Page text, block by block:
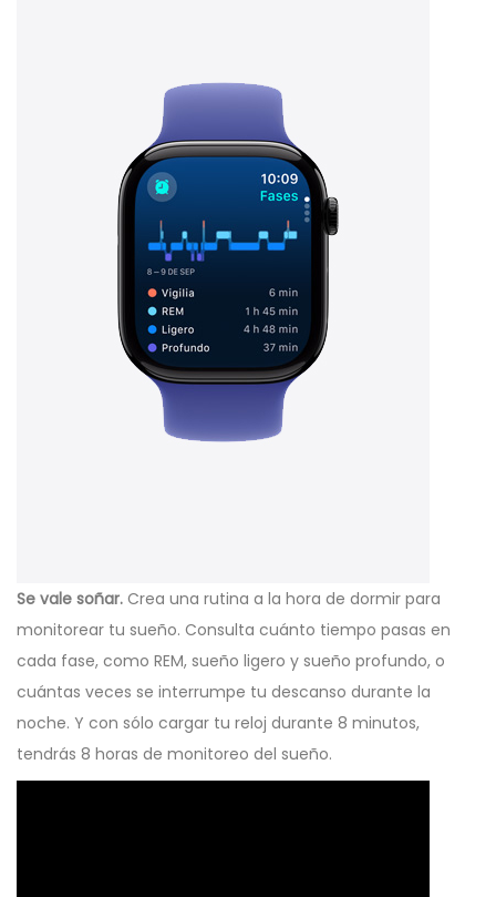
Se vale soñar. Crea una rutina a la hora de dormir para
monitorear tu sueño. Consulta cuánto tiempo pasas en
cada fase, como REM, sueño ligero y sueño profundo, o
cuántas veces se interrumpe tu descanso durante la
noche. Y con sólo cargar tu reloj durante 8 minutos,
tendrás 8 horas de monitoreo del sueño.